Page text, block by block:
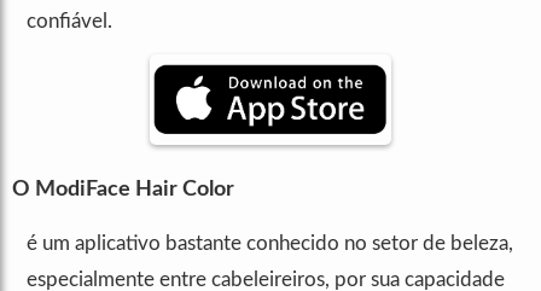
confiável.
O ModiFace Hair Color
é um aplicativo bastante conhecido no setor de beleza,
especialmente entre cabeleireiros, por sua capacidade